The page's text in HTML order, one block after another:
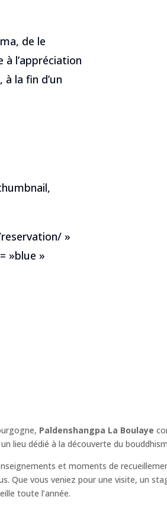
de le
l’appréciation
la fin d’un
»
»blue »
Paldenshangpa La Boulaye
lieu dédié à la découverte du
et moments de
Que vous veniez pour une visite, un
toute l’année.